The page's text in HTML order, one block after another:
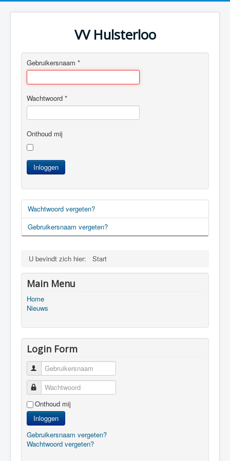
VV Hulsterloo
Gebruikersnaam *
Wachtwoord *
Onthoud mij
Inloggen
Wachtwoord vergeten?
Gebruikersnaam vergeten?
U bevindt zich hier: Start
Main Menu
Home
Nieuws
Login Form
Gebruikersnaam
Wachtwoord
Onthoud mij
Inloggen
Gebruikersnaam vergeten?
Wachtwoord vergeten?